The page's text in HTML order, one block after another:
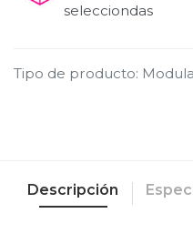
selecciondas
Tipo de producto:
Descripción